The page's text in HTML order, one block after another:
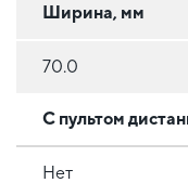
Ширина, мм
70.0
С пультом
Нет